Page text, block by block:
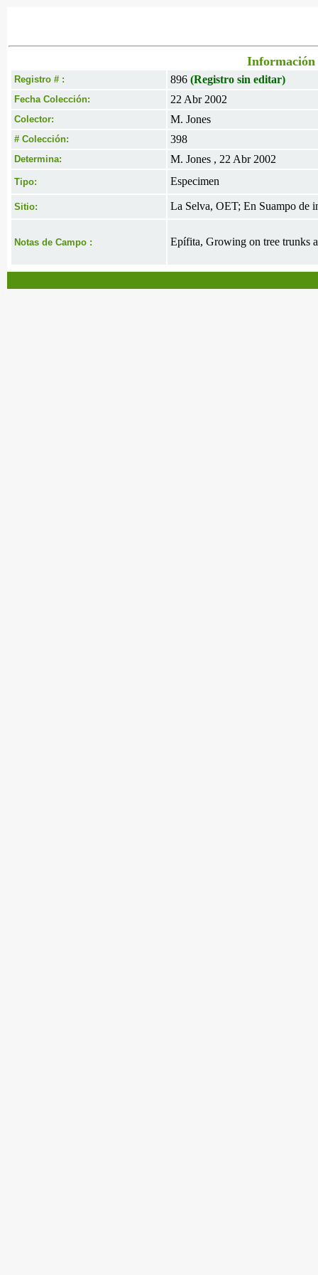
Información
Registro # : 896 (Registro sin editar)
Fecha Colección: 22 Abr 2002
Colector: M. Jones
# Colección: 398
Determina: M. Jones , 22 Abr 2002
Tipo: Especimen
Sitio: La Selva, OET; En Suampo de
Notas de Campo : Epífita, Growing on tree trunks